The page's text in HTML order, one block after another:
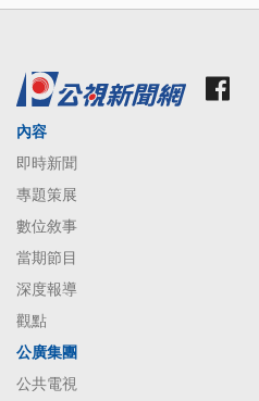
內容
即時新聞
專題策展
數位敘事
當期節目
深度報導
觀點
公廣集團
公共電視